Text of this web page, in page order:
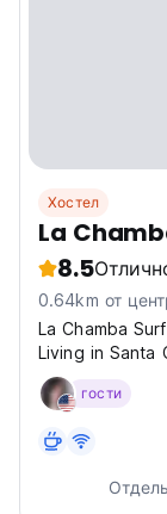
Хостел
La
8.5
0.64km от
La Chamba
Living in Santa
house in the
based in a
beauty....
гости